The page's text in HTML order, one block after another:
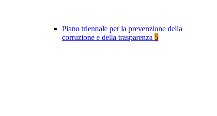
Piano triennale per la prevenzione della
corruzione e della trasparenza 5